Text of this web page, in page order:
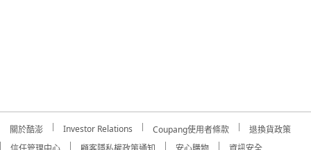
關於酷澎 Investor Relations Coupang使用者條款
退換貨政策